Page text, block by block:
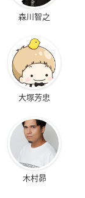
森川智之
大塚芳忠
木村昴